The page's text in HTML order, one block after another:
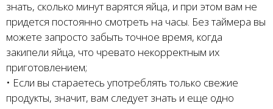
знать, сколько минут варятся яйца, и при этом вам не
придется постоянно смотреть на часы. Без таймера вы
можете запросто забыть точное время, когда
закипели яйца, что чревато некорректным их
приготовлением;
• Если вы стараетесь употреблять только свежие
продукты, значит, вам следует знать и еще одно